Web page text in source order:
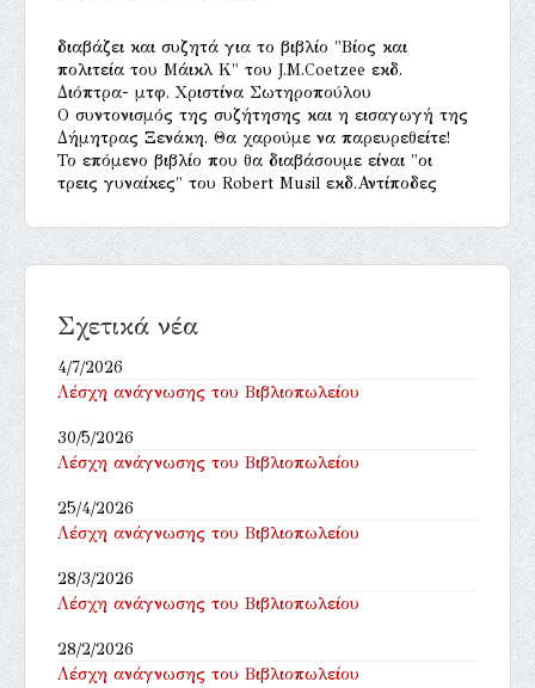
διαβάζει και συζητά για το βιβλίο "Βίος και
πολιτεία του Μάικλ Κ" του J.M.Coetzee εκδ.
Διόπτρα- μτφ. Χριστίνα Σωτηροπούλου
Ο συντονισμός της συζήτησης και η εισαγωγή της
Δήμητρας Ξενάκη. Θα χαρούμε να παρευρεθείτε!
Το επόμενο βιβλίο που θα διαβάσουμε είναι "οι
τρεις γυναίκες" του Robert Musil εκδ.Αντίποδες
Σχετικά νέα
4/7/2026
Λέσχη ανάγνωσης του Βιβλιοπωλείου
30/5/2026
Λέσχη ανάγνωσης του Βιβλιοπωλείου
25/4/2026
Λέσχη ανάγνωσης του Βιβλιοπωλείου
28/3/2026
Λέσχη ανάγνωσης του Βιβλιοπωλείου
28/2/2026
Λέσχη ανάγνωσης του Βιβλιοπωλείου